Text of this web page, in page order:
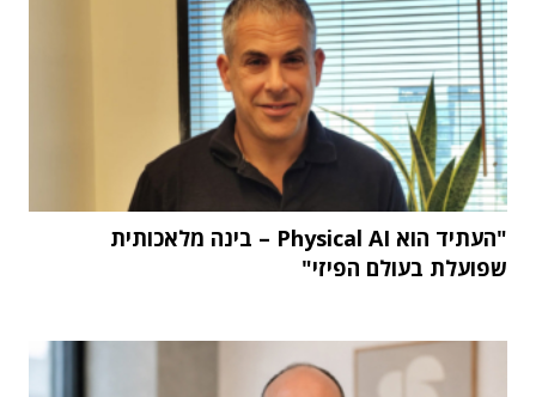
"העתיד הוא Physical AI – בינה מלאכותית
שפועלת בעולם הפיזי"